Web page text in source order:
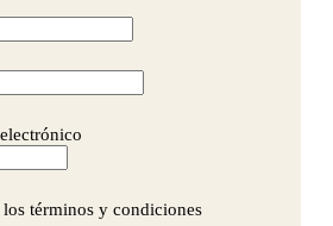
términos y condiciones